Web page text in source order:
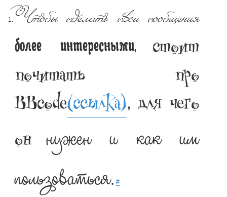
Чтобы сделать свои сообщения
более интересными,
стоит
почитать про
BBcode(ссылка), для чего
он нужен и как им
пользоваться. #